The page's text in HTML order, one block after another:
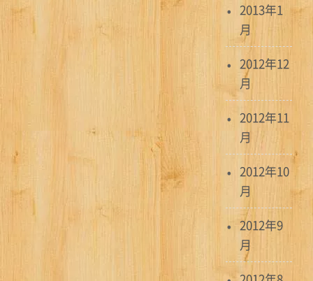
2013年1
月
2012年12
月
2012年11
月
2012年10
月
2012年9
月